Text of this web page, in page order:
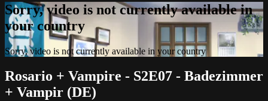
Sorry, video is not currently available in
your country
Sorry, video is not currently available in your country
Rosario + Vampire - S2E07 - Badezimmer
+ Vampir (DE)